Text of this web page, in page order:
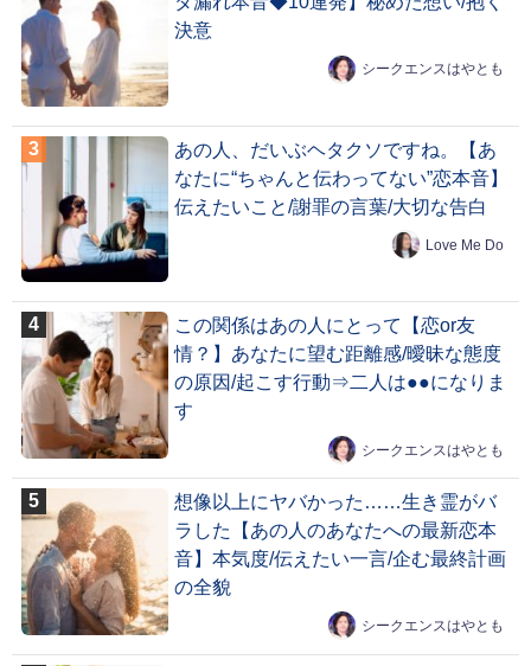
決意
シークエンスはやとも
あの人、だいぶヘタクソですね。【あ
なたに“ちゃんと伝わってない”恋本音】
伝えたいこと/謝罪の言葉/大切な告白
Love Me Do
この関係はあの人にとって【恋or友
情？】あなたに望む距離感/曖昧な態度
の原因/起こす行動⇒二人は●●になりま
す
シークエンスはやとも
想像以上にヤバかった……生き霊がバ
ラした【あの人のあなたへの最新恋本
音】本気度/伝えたい一言/企む最終計画
の全貌
シークエンスはやとも